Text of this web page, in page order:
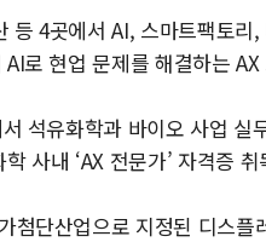
등 4곳에서 AI, 스마트팩토
로 현업 문제를 해결하는
석유화학과 바이오 사업
사내 ‘AX 전문가’ 자격증
첨단산업으로 지정된 디스